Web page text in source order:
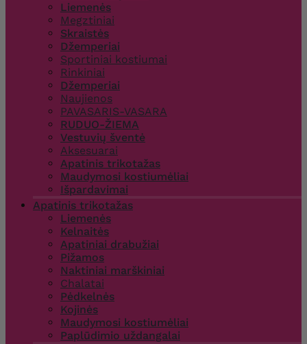
Liemenės
Megztiniai
Skraistės
Džemperiai
Sportiniai kostiumai
Rinkiniai
Džemperiai
Naujienos
PAVASARIS-VASARA
RUDUO-ŽIEMA
Vestuvių šventė
Aksesuarai
Apatinis trikotažas
Maudymosi kostiumėliai
Išpardavimai
Apatinis trikotažas
Liemenės
Kelnaitės
Apatiniai drabužiai
Pižamos
Naktiniai marškiniai
Chalatai
Pėdkelnės
Kojinės
Maudymosi kostiumėliai
Paplūdimio uždangalai